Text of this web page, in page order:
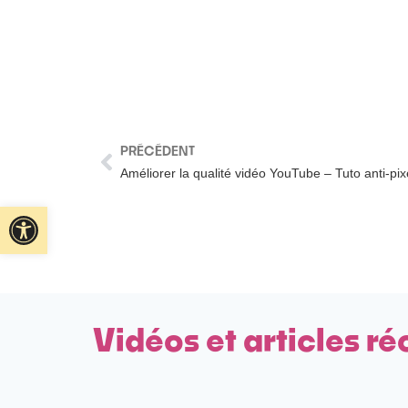
PRÉCÉDENT
Améliorer la qualité vidéo YouTube – Tuto anti-
Vidéos et articles
Ouvrir la barre d’outils